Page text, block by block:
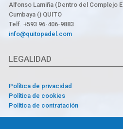
Alfonso Lamiña (Dentro del Complejo
Cumbaya () QUITO
Telf. +593 96-406-9883
info@quitopadel.com
LEGALIDAD
Política de privacidad
Política de cookies
Política de contratación